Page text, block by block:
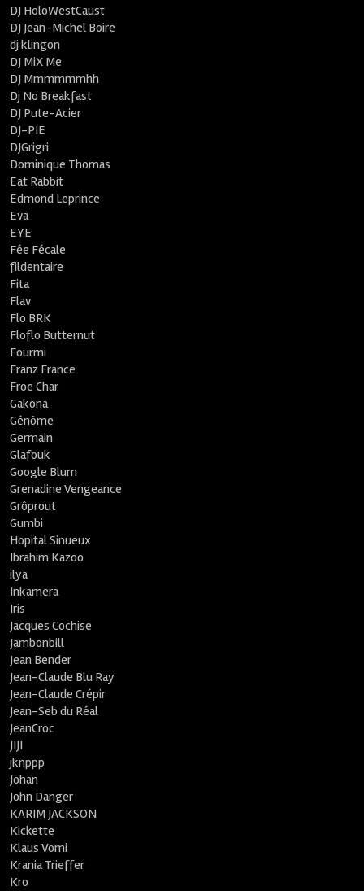
DJ HoloWestCaust
DJ Jean-Michel Boire
dj klingon
DJ MiX Me
DJ Mmmmmmhh
Dj No Breakfast
DJ Pute-Acier
DJ-PIE
DJGrigri
Dominique Thomas
Eat Rabbit
Edmond Leprince
Eva
EYE
Fée Fécale
fildentaire
Fita
Flav
Flo BRK
Floflo Butternut
Fourmi
Franz France
Froe Char
Gakona
Génôme
Germain
Glafouk
Google Blum
Grenadine Vengeance
Grôprout
Gumbi
Hopital Sinueux
Ibrahim Kazoo
ilya
Inkamera
Iris
Jacques Cochise
Jambonbill
Jean Bender
Jean-Claude Blu Ray
Jean-Claude Crépir
Jean-Seb du Réal
JeanCroc
JIJI
jknppp
Johan
John Danger
KARIM JACKSON
Kickette
Klaus Vomi
Krania Trieffer
Kro